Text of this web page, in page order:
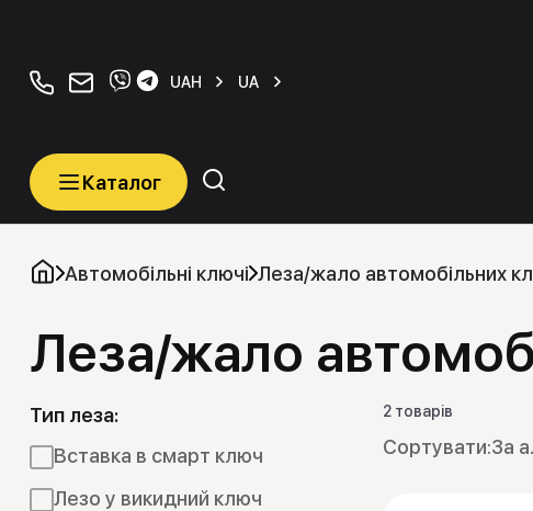
+380934077070
orders@carkeys.com.ua
UAH UA
Каталог
Каталог
Категорії
Автомобільні ключі
Програматори
Емулятори
Автомобільні ключі Леза/жало автомобільних
Леза/жало
2 товарів
За
Тип леза:
Вставка в смарт ключ
Лезо у викидний ключ